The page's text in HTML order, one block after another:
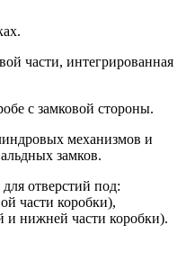
части, интегрированная
с замковой стороны.
механизмов и
замков.
отверстий под:
части коробки),
и нижней части коробки).